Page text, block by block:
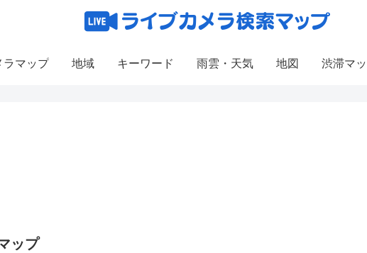
ラマップ 地域 キーワード 雨雲・天気 地図 渋滞マ
ップ